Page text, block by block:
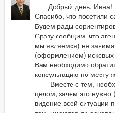
Добрый день, Инна!
Спасибо, что посетили
Будем рады
Сразу сообщим, что
мы являемся) не
(оформлением) исковых
Вам необходимо
консультацию по месту
Вместе с тем,
целом, зачем это нужно
видение всей ситуации